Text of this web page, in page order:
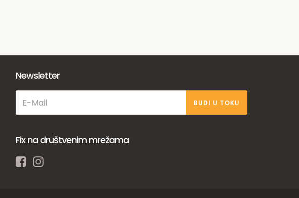
Newsletter
BUDI U TOKU
Fix na društvenim mrežama